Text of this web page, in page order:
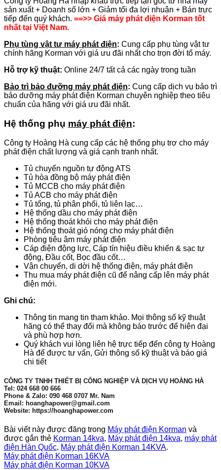
sản xuất + Doanh số lớn + Giảm tối đa lợi nhuận + Bán trực
tiếp đến quý khách. ==>> Giá máy phát điện Korman tốt
nhất tại Việt Nam.
Phụ tùng vật tư máy phát điện: Cung cấp phụ tùng vật tư
chính hãng Korman với giá ưu đãi nhất cho trọn đời tổ máy.
Hỗ trợ kỹ thuật: Online 24/7 tất cả các ngày trong tuần
Bảo trì bảo đưỡng máy phát điện: Cung cấp dịch vụ bảo trì
bảo dưỡng máy phát điện Korman chuyên nghiệp theo tiêu
chuẩn của hãng với giá ưu đãi nhất.
Hệ thống phụ máy phát điện:
Công ty Hoàng Hà cung cấp các hệ thống phụ trợ cho máy
phát điện chất lượng và giá cạnh tranh nhất.
Tủ chuyển nguồn tự động ATS
Tủ hòa đồng bộ máy phát điện
Tủ MCCB cho máy phát điện
Tủ ACB cho máy phát điện
Tủ tổng, tủ phân phối, tủ liên lạc…
Hệ thống dầu cho máy phát điện
Hệ thống thoát khói cho máy phát điện
Hệ thống thoát gió nóng cho máy phát điện
Phòng tiêu âm máy phát điện
Cáp điện động lực, Cáp tín hiệu điều khiển & sạc tự
động, Đầu cốt, Bọc đầu cốt…
Vận chuyển, di dời hệ thống điện, máy phát điện
Thu mua máy phát điện cũ để nâng cấp lên máy phát
điện mới.
Ghi chú:
Thông tin mang tin tham khảo. Mọi thông số kỹ thuật
hãng có thể thay đổi mà không báo trước để hiện đại
và phù hợp hơn.
Quý khách vui lòng liên hệ trực tiếp đến công ty Hoàng
Hà để được tư vấn, Gửi thông số kỹ thuật và báo giá
chi tiết
CÔNG TY TNHH THIẾT BỊ CÔNG NGHIỆP VÀ DỊCH VỤ HOÀNG HÀ
Tel: 024 668 00 666
Phone & Zalo: 090 468 0707 Mr. Nam
Email: hoanghapower@gmail.com
Website: https://hoanghapower.com
Bài viết này được đăng trong Máy phát điện Korman và
được gắn thẻ Korman 14kva, Máy phát điện 14kva, máy phát
điện Hàn Quốc, Máy phát điện Korman 14KVA.
Máy phát điện Korman 16KVA
Máy phát điện Korman 10KVA